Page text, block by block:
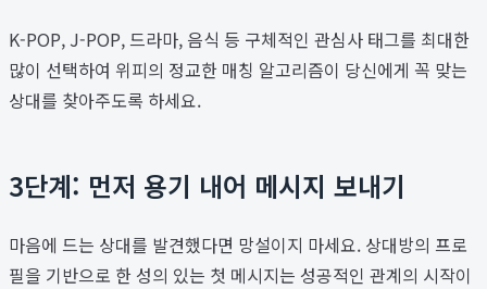
K-POP, J-POP, 드라마, 음식 등 구체적인 관심사 태그를 최대한
많이 선택하여 위피의 정교한 매칭 알고리즘이 당신에게 꼭 맞는
상대를 찾아주도록 하세요.
3단계: 먼저 용기 내어 메시지 보내기
마음에 드는 상대를 발견했다면 망설이지 마세요. 상대방의 프로
필을 기반으로 한 성의 있는 첫 메시지는 성공적인 관계의 시작이